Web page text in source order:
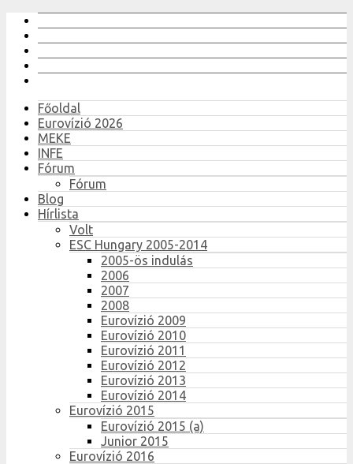
Főoldal
Eurovízió 2026
MEKE
INFE
Fórum
Fórum
Blog
Hírlista
Volt
ESC Hungary 2005-2014
2005-ös indulás
2006
2007
2008
Eurovízió 2009
Eurovízió 2010
Eurovízió 2011
Eurovízió 2012
Eurovízió 2013
Eurovízió 2014
Eurovízió 2015
Eurovízió 2015 (a)
Junior 2015
Eurovízió 2016